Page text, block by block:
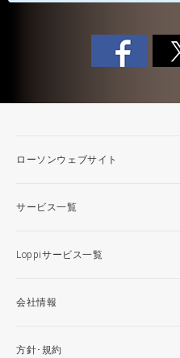
ローソンウェブサイト
サービス一覧
Loppiサービス一覧
会社情報
方針･規約